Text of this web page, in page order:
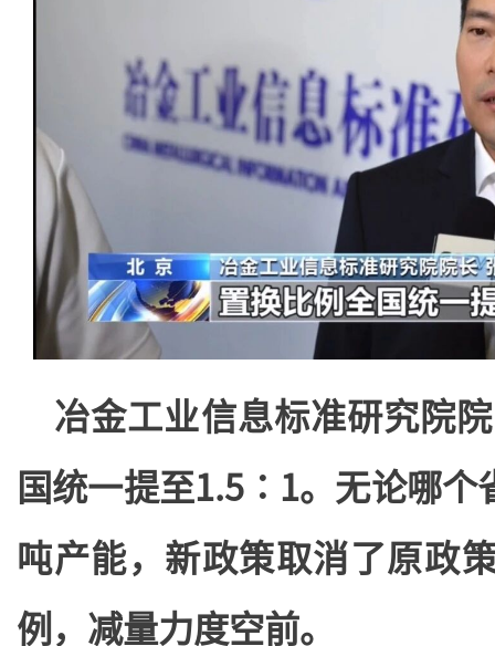
冶金工业信息标准研究院
国统一提至1.5∶1。无论哪个
吨产能，新政策取消了原政
例，减量力度空前。